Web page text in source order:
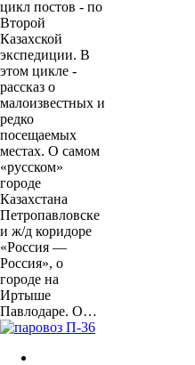
цикл постов - по
Второй
Казахской
экспедиции. В
этом цикле -
рассказ о
малоизвестных и
редко
посещаемых
местах. О самом
«русском»
городе
Казахстана
Петропавловске
и ж/д коридоре
«Россия —
Россия», о
городе на
Иртыше
Павлодаре. О…